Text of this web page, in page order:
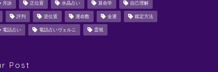
月詠 正位置 水晶占い 算命学 自己理解
評判 逆位置 運命数 金運 鑑定方法
電話占い 電話占いヴェルニ 霊視
Post